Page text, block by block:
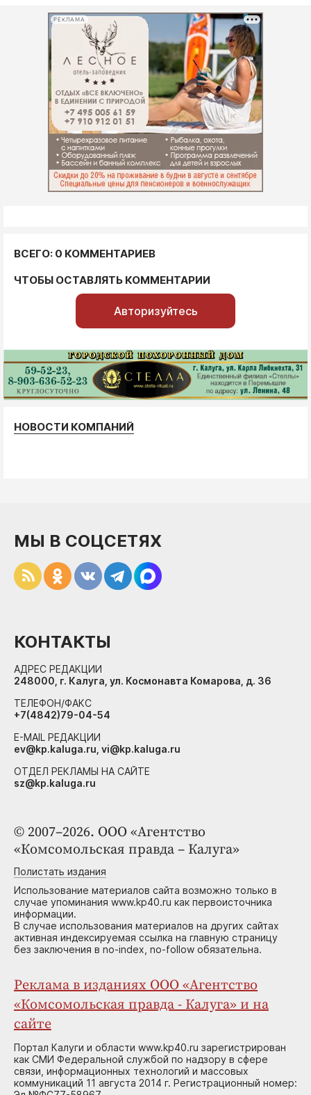
РЕКЛАМА
ВСЕГО: 0 КОММЕНТАРИЕВ
ЧТОБЫ ОСТАВЛЯТЬ КОММЕНТАРИИ
Авторизуйтесь
НОВОСТИ КОМПАНИЙ
© 2007–2026. ООО «Агентство
«Комсомольская правда – Калуга»
Полистать издания
Использование материалов сайта возможно только в
случае упоминания www.kp40.ru как первоисточника
информации.
В случае использования материалов на других сайтах
активная индексируемая ссылка на главную страницу
без заключения в no-index, no-follow обязательна.
Реклама в изданиях ООО «Агентство
«Комсомольская правда - Калуга» и на
сайте
Портал Калуги и области www.kp40.ru зарегистрирован
как СМИ Федеральной службой по надзору в сфере
связи, информационных технологий и массовых
коммуникаций 11 августа 2014 г. Регистрационный номер:
МЫ В СОЦСЕТЯХ
КОНТАКТЫ
АДРЕС РЕДАКЦИИ
248000, г. Калуга, ул. Космонавта Комарова, д. 36
ТЕЛЕФОН/ФАКС
+7(4842)79-04-54
E-MAIL РЕДАКЦИИ
ev@kp.kaluga.ru, vi@kp.kaluga.ru
ОТДЕЛ РЕКЛАМЫ НА САЙТЕ
sz@kp.kaluga.ru